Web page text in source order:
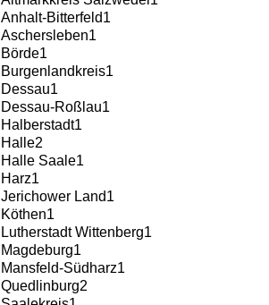
Anhalt-Bitterfeld1
Aschersleben1
Börde1
Burgenlandkreis1
Dessau1
Dessau-Roßlau1
Halberstadt1
Halle2
Halle Saale1
Harz1
Jerichower Land1
Köthen1
Lutherstadt Wittenberg1
Magdeburg1
Mansfeld-Südharz1
Quedlinburg2